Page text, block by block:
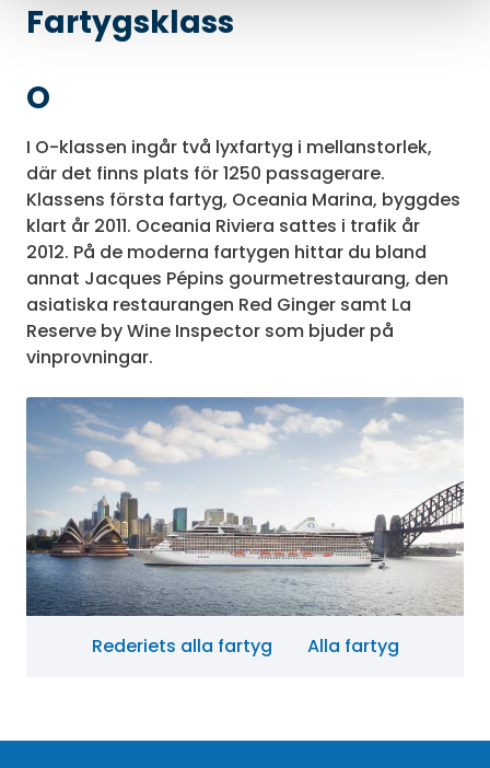
Fartygsklass
O
I O-klassen ingår två lyxfartyg i mellanstorlek,
där det finns plats för 1250 passagerare.
Klassens första fartyg, Oceania Marina, byggdes
klart år 2011. Oceania Riviera sattes i trafik år
2012. På de moderna fartygen hittar du bland
annat Jacques Pépins gourmetrestaurang, den
asiatiska restaurangen Red Ginger samt La
Reserve by Wine Inspector som bjuder på
vinprovningar.
Rederiets alla fartyg Alla fartyg